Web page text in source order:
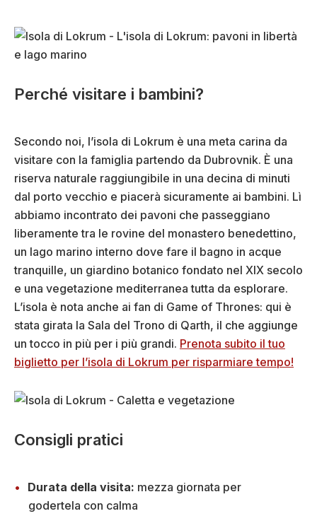
Perché visitare i bambini?
Secondo noi, l’isola di Lokrum è una meta carina da
visitare con la famiglia partendo da Dubrovnik. È una
riserva naturale raggiungibile in una decina di minuti
dal porto vecchio e piacerà sicuramente ai bambini. Lì
abbiamo incontrato dei pavoni che passeggiano
liberamente tra le rovine del monastero benedettino,
un lago marino interno dove fare il bagno in acque
tranquille, un giardino botanico fondato nel XIX secolo
e una vegetazione mediterranea tutta da esplorare.
L’isola è nota anche ai fan di Game of Thrones: qui è
stata girata la Sala del Trono di Qarth, il che aggiunge
un tocco in più per i più grandi. Prenota subito il tuo
biglietto per l’isola di Lokrum per risparmiare tempo!
Consigli pratici
Durata della visita: mezza giornata per
godertela con calma